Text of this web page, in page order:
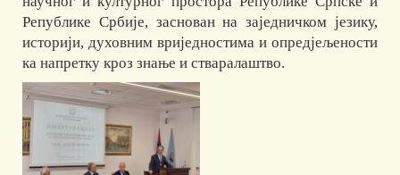
Републике Србије, заснован на заједничком језику,
историји, духовним вриједностима и опредјељености
ка напретку кроз знање и стваралаштво.